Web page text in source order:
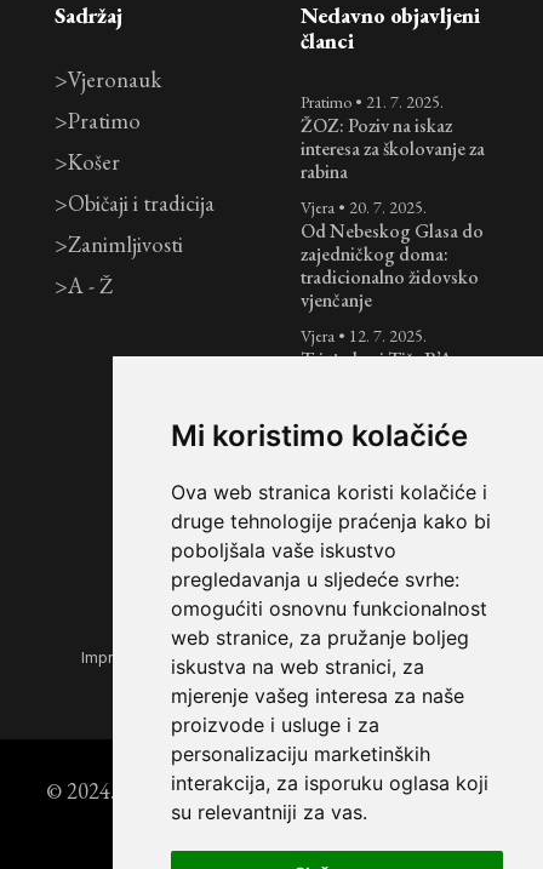
Mi koristimo kolačiće
Ova web stranica koristi kolačiće i
druge tehnologije praćenja kako bi
poboljšala vaše iskustvo
pregledavanja u sljedeće svrhe:
omogućiti osnovnu funkcionalnost
web stranice, za pružanje boljeg
iskustva na web stranici, za
mjerenje vašeg interesa za naše
proizvode i usluge i za
personalizaciju marketinških
interakcija, za isporuku oglasa koji
su relevantniji za vas.
Sadržaj
>Vjeronauk
>Pratimo
>Košer
>Običaji i tradicija
>Zanimljivosti
>A - Ž
Nedavno objavljeni
članci
Pratimo • 21. 7. 2025.
ŽOZ: Poziv na iskaz
interesa za školovanje za
rabina
Vjera • 20. 7. 2025.
Od Nebeskog Glasa do
zajedničkog doma:
tradicionalno židovsko
vjenčanje
Vjera • 12. 7. 2025.
Tri tjedna i Tiša B’Av:
Hramova
Jednostavan i brz recept
za pita kruh
Impressum Opći uvjeti korištenja Zaštita privatnosti
© 2024. Židovski forum | Powered by StoryEditor
DEX